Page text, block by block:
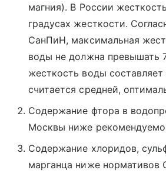
магния). В России
градусах жесткости.
СанПиН, максимальная
воды не должна превышать
жесткость воды
считается средней,
Содержание фтора в
Москвы ниже
Содержание хлоридов,
марганца ниже нормативов